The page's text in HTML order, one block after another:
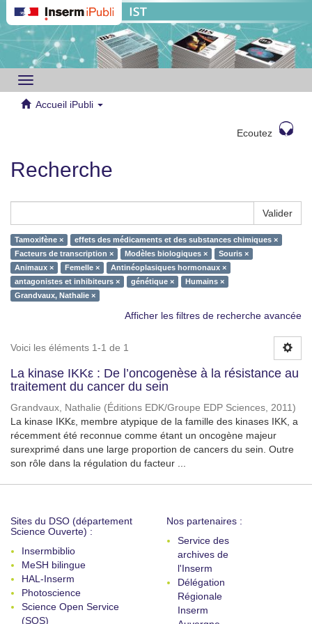
Toggle
navigation
Accueil iPubli
Ecoutez
Recherche
Valider
Tamoxifène ×
effets des médicaments et des substances chimiques ×
Facteurs de transcription ×
Modèles biologiques ×
Souris ×
Animaux ×
Femelle ×
Antinéoplasiques hormonaux ×
antagonistes et inhibiteurs ×
génétique ×
Humains ×
Grandvaux, Nathalie ×
Afficher les filtres de recherche avancée
Voici les éléments 1-1 de 1
La kinase IKKε : De l’oncogenèse à la résistance au
traitement du cancer du sein
Grandvaux, Nathalie (Éditions EDK/Groupe EDP Sciences, 2011)
La kinase IKKε, membre atypique de la famille des kinases IKK, a
récemment été reconnue comme étant un oncogène majeur
surexprimé dans une large proportion de cancers du sein. Outre
son rôle dans la régulation du facteur ...
Sites du DSO (département
Science Ouverte) :
Insermbiblio
MeSH bilingue
HAL-Inserm
Photoscience
Science Open Service
(SOS)
Nos partenaires :
Service des
archives de
l'Inserm
Délégation
Régionale
Inserm